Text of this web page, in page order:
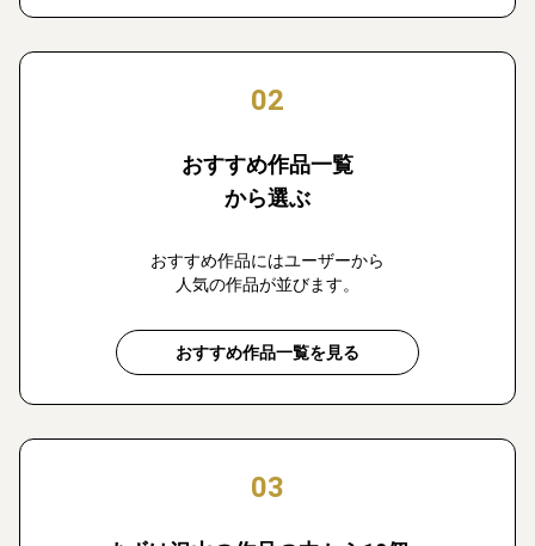
02
おすすめ作品一覧
から選ぶ
おすすめ作品にはユーザーから
人気の作品が並びます。
おすすめ作品一覧を見る
03